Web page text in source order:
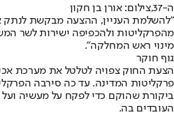
ה-37,צילום: אורן בן חקון
"להשלמת העניין, ההצעה מבקשת
מהפרקליטות ולהכפיפה ישירות לשר
מינוי ראש המחלקה".
גוף חוקר
הצעת החוק צפויה לטלטל את מערכת
פרקליטות המדינה. עד כה סירבה
ביקורת שהוקם כדי לפקח על מעשיה
העובדים בה.